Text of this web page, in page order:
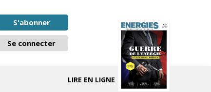
S'abonner
Se connecter
LIRE EN LIGNE